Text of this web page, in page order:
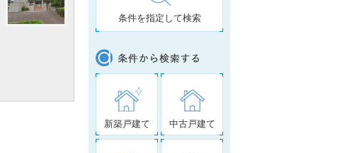
条件を指定して検索
新築戸建て 中古戸建て